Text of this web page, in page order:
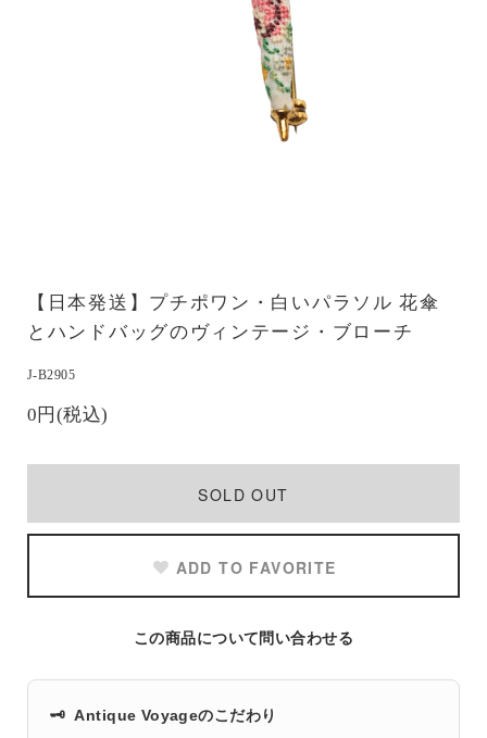
【日本発送】プチポワン・白いパラソル 花傘
とハンドバッグのヴィンテージ・ブローチ
J-B2905
0円(税込)
SOLD OUT
ADD TO FAVORITE
この商品について問い合わせる
🗝️ Antique Voyageのこだわり